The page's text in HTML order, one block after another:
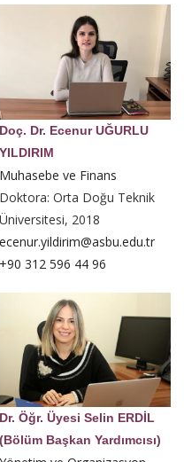
Doç. Dr. Ecenur UĞURLU
YILDIRIM
Muhasebe ve Finans
Doktora: Orta Doğu Teknik
Üniversitesi, 2018
ecenur.yildirim@asbu.edu.tr
+90 312 596 44 96
Dr. Öğr. Üyesi Selin ERDİL
(Bölüm Başkan Yardımcısı)